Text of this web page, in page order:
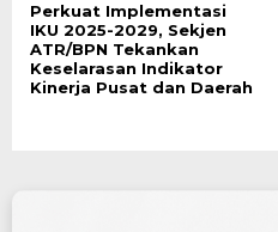
Perkuat Implementasi
IKU 2025-2029, Sekjen
ATR/BPN Tekankan
Keselarasan Indikator
Kinerja Pusat dan Daerah